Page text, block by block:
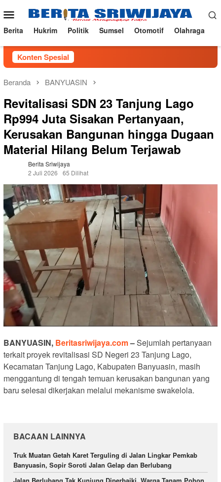
ke
konten
Menu
Mobile
Berita Hukrim Politik Sumsel Otomotif Olahraga
Konten Spesial
Beranda BANYUASIN
Revitalisasi SDN 23 Tanjung Lago
Rp994 Juta Sisakan Pertanyaan,
Kerusakan Bangunan hingga Dugaan
Material Hilang Belum Terjawab
Berita Sriwijaya
2 Juli 2026
65 Dilihat
BANYUASIN, Beritasriwijaya.com–Sejumlah pertanyaan
terkait proyek revitalisasi SD Negeri 23 Tanjung Lago,
Kecamatan Tanjung Lago, Kabupaten Banyuasin, masih
menggantung di tengah temuan kerusakan bangunan yang
baru selesai dikerjakan melalui mekanisme swakelola.
BACAAN LAINNYA
Truk Muatan Getah Karet Terguling di Jalan Lingkar Pemkab
Banyuasin, Sopir Soroti Jalan Gelap dan Berlubang
Jalan Berlubang Tak Kunjung Diperbaiki, Warga Tanam Pohon